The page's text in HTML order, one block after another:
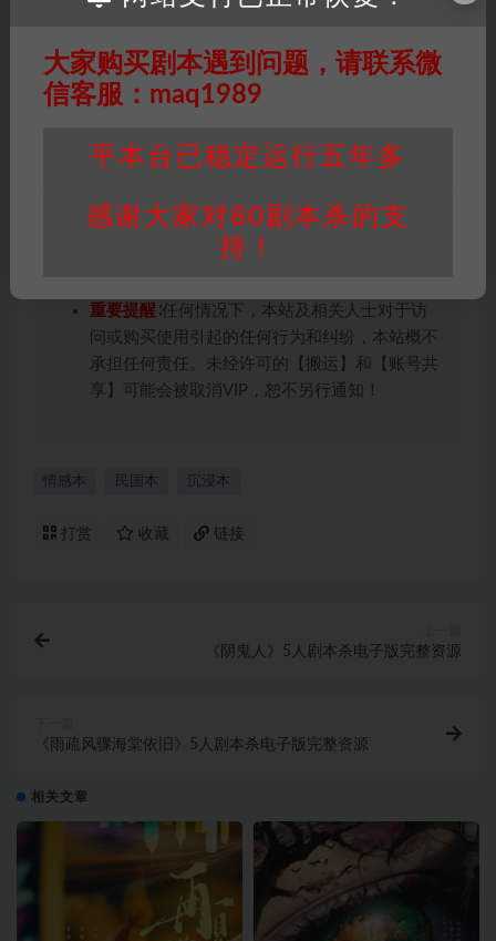
版权归属：本站提供的任何剧本杀资源内容的版
权均属于机关版权或权利人。如有侵权，请发邮
448271243@qq.com，如若情况属实，我们将
会在三天内下架相关剧本攻略。
积分说明 ∶剧本杀下载所需积分非剧本杀资源自
身价值，本站积分为本站收取的赞助费，用于本
站整理资料的时间成本及网站运营所需支出费
重要提醒 ∶任何情况下，本站及相关人士对于访
问或购买使用引起的任何行为和纠纷，本站概不
承担任何责任。未经许可的【搬运】和【账号共
享】可能会被取消VIP，恕不另行通知！
情感本 民国本 沉浸本
打赏 收藏 链接
《阴鬼人》5人剧本杀电子版完整资源
《雨疏风骤海棠依旧》5人剧本杀电子版完整资源
相关文章
大家购买剧本遇到问题，请联系微
信客服：maq1989
平本台已稳定运行五年多
感谢大家对80剧本杀的支
持！